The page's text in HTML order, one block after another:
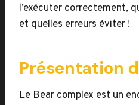
l’exécuter correctement,
et quelles erreurs éviter !
Présentation
Le Bear complex est un